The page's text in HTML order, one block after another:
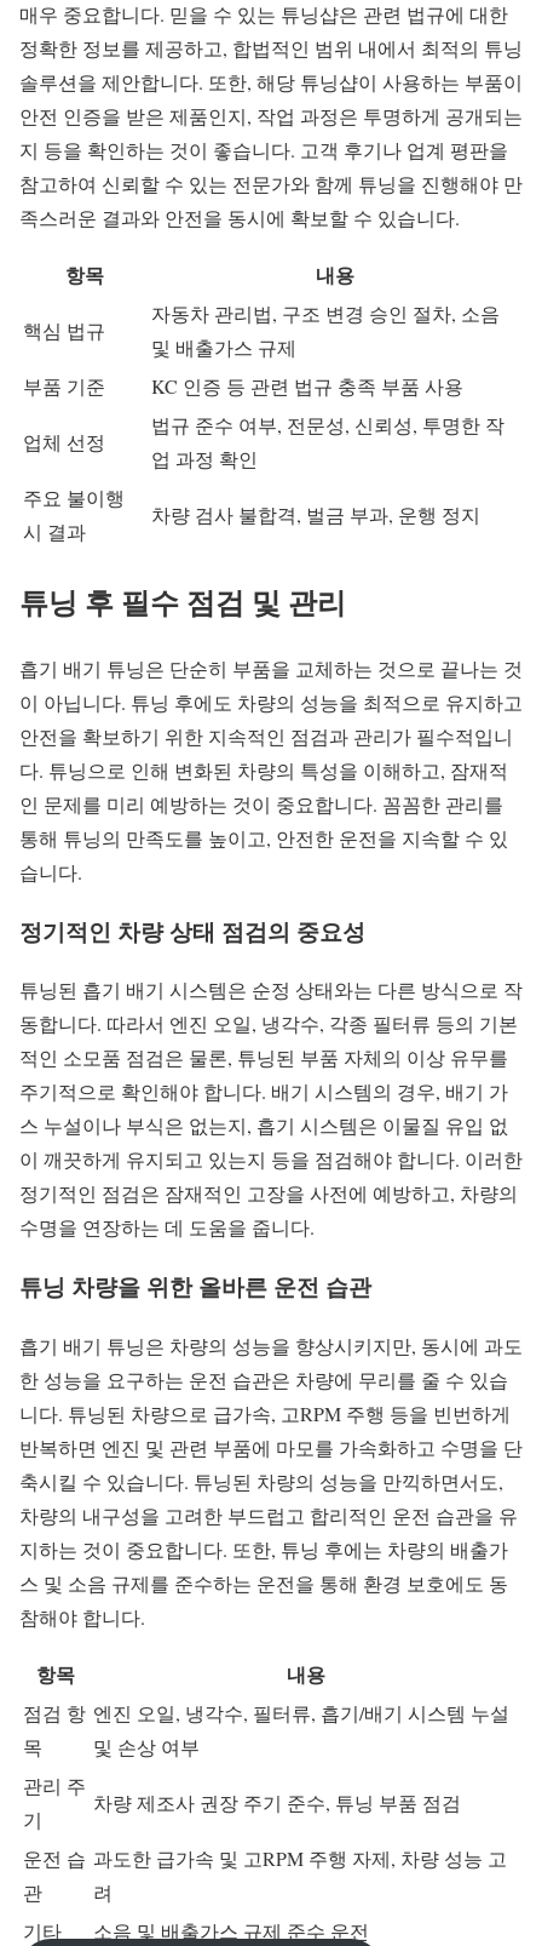
매우 중요합니다. 믿을 수 있는 튜닝샵은 관련 법규에 대한
정확한 정보를 제공하고, 합법적인 범위 내에서 최적의 튜닝
솔루션을 제안합니다. 또한, 해당 튜닝샵이 사용하는 부품이
안전 인증을 받은 제품인지, 작업 과정은 투명하게 공개되는
지 등을 확인하는 것이 좋습니다. 고객 후기나 업계 평판을
참고하여 신뢰할 수 있는 전문가와 함께 튜닝을 진행해야 만
족스러운 결과와 안전을 동시에 확보할 수 있습니다.
항목 내용
핵심 법규
자동차 관리법, 구조 변경 승인 절차, 소음
및 배출가스 규제
부품 기준
KC 인증 등 관련 법규 충족 부품 사용
업체 선정
법규 준수 여부, 전문성, 신뢰성, 투명한 작
업 과정 확인
주요 불이행
시 결과
차량 검사 불합격, 벌금 부과, 운행 정지
튜닝 후 필수 점검 및 관리
흡기 배기 튜닝은 단순히 부품을 교체하는 것으로 끝나는 것
이 아닙니다. 튜닝 후에도 차량의 성능을 최적으로 유지하고
안전을 확보하기 위한 지속적인 점검과 관리가 필수적입니
다. 튜닝으로 인해 변화된 차량의 특성을 이해하고, 잠재적
인 문제를 미리 예방하는 것이 중요합니다. 꼼꼼한 관리를
통해 튜닝의 만족도를 높이고, 안전한 운전을 지속할 수 있
습니다.
정기적인 차량 상태 점검의 중요성
튜닝된 흡기 배기 시스템은 순정 상태와는 다른 방식으로 작
동합니다. 따라서 엔진 오일, 냉각수, 각종 필터류 등의 기본
적인 소모품 점검은 물론, 튜닝된 부품 자체의 이상 유무를
주기적으로 확인해야 합니다. 배기 시스템의 경우, 배기 가
스 누설이나 부식은 없는지, 흡기 시스템은 이물질 유입 없
이 깨끗하게 유지되고 있는지 등을 점검해야 합니다. 이러한
정기적인 점검은 잠재적인 고장을 사전에 예방하고, 차량의
수명을 연장하는 데 도움을 줍니다.
튜닝 차량을 위한 올바른 운전 습관
흡기 배기 튜닝은 차량의 성능을 향상시키지만, 동시에 과도
한 성능을 요구하는 운전 습관은 차량에 무리를 줄 수 있습
니다. 튜닝된 차량으로 급가속, 고RPM 주행 등을 빈번하게
반복하면 엔진 및 관련 부품에 마모를 가속화하고 수명을 단
축시킬 수 있습니다. 튜닝된 차량의 성능을 만끽하면서도,
차량의 내구성을 고려한 부드럽고 합리적인 운전 습관을 유
지하는 것이 중요합니다. 또한, 튜닝 후에는 차량의 배출가
스 및 소음 규제를 준수하는 운전을 통해 환경 보호에도 동
참해야 합니다.
항목 내용
점검 항
목
엔진 오일, 냉각수, 필터류, 흡기/배기 시스템 누설
및 손상 여부
관리 주
기
차량 제조사 권장 주기 준수, 튜닝 부품 점검
운전 습
관
과도한 급가속 및 고RPM 주행 자제, 차량 성능 고
려
기타
소음 및 배출가스 규제 준수 운전